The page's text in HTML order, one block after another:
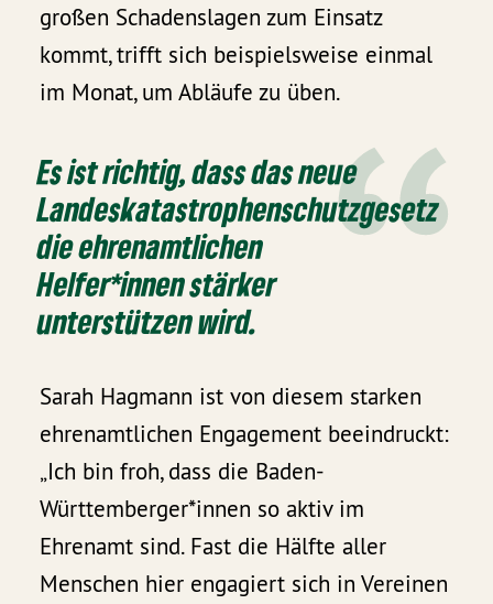
großen Schadenslagen zum Einsatz
kommt, trifft sich beispielsweise einmal
im Monat, um Abläufe zu üben.
Es ist richtig, dass das neue
Landeskatastrophenschutzgesetz
die ehrenamtlichen
Helfer*innen stärker
unterstützen wird.
Sarah Hagmann ist von diesem starken
ehrenamtlichen Engagement beeindruckt:
„Ich bin froh, dass die Baden-
Württemberger*innen so aktiv im
Ehrenamt sind. Fast die Hälfte aller
Menschen hier engagiert sich in Vereinen